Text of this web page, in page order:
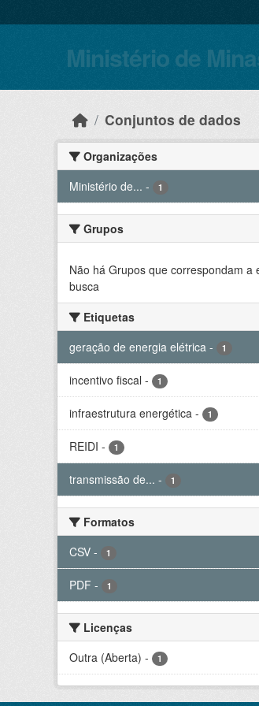
Ministério de
Conjuntos de dados
Organizações
Ministério de... - 1
Grupos
Não há Grupos que correspondam a
busca
Etiquetas
geração de energia elétrica - 1
incentivo fiscal - 1
infraestrutura energética - 1
REIDI - 1
transmissão de... - 1
Formatos
CSV - 1
PDF - 1
Licenças
Outra (Aberta) - 1